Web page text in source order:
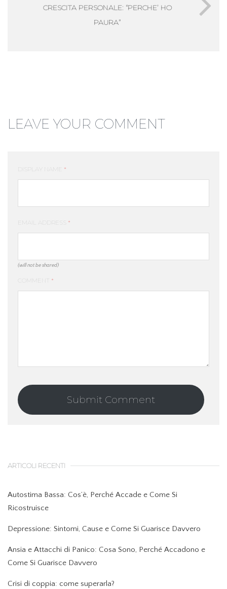
CRESCITA PERSONALE: “PERCHE’ HO
PAURA”
LEAVE YOUR COMMENT
DISPLAY NAME *
EMAIL ADDRESS *
(will not be shared)
COMMENT *
ARTICOLI RECENTI
Autostima Bassa: Cos’è, Perché Accade e Come Si
Ricostruisce
Depressione: Sintomi, Cause e Come Si Guarisce Davvero
Ansia e Attacchi di Panico: Cosa Sono, Perché Accadono e
Come Si Guarisce Davvero
Crisi di coppia: come superarla?